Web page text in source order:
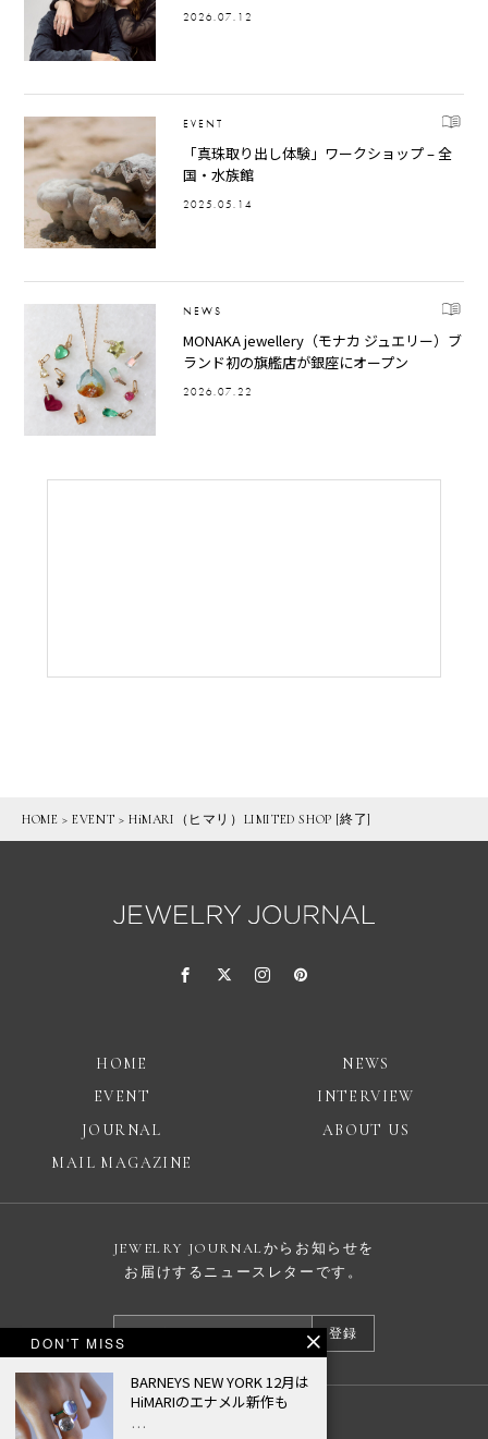
2026.07.12
EVENT
「真珠取り出し体験」ワークショップ – 全
国・水族館
2025.05.14
NEWS
MONAKA jewellery（モナカ ジュエリー）ブ
ランド初の旗艦店が銀座にオープン
2026.07.22
HOME >EVENT >HiMARI（ヒマリ）LIMITED SHOP [終了]
HOME
NEWS
EVENT
INTERVIEW
JOURNAL
ABOUT US
MAIL MAGAZINE
JEWELRY JOURNALからお知らせを
お届けするニュースレターです。
登録
DON'T MISS
BARNEYS NEW YORK 12月は
HiMARIのエナメル新作も
…